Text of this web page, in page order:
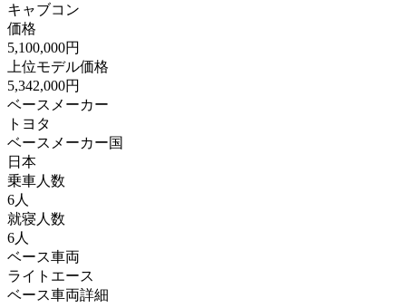
キャブコン
価格
5,100,000円
上位モデル価格
5,342,000円
ベースメーカー
トヨタ
ベースメーカー国
日本
乗車人数
6人
就寝人数
6人
ベース車両
ライトエース
ベース車両詳細